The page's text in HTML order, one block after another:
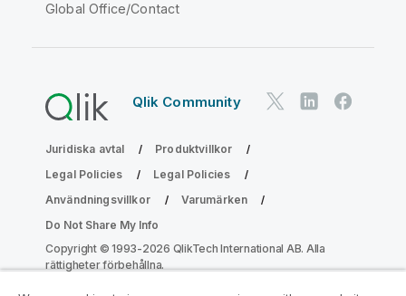
Global Office/Contact
Qlik Community
Juridiska avtal
Produktvillkor
Legal Policies
Legal Policies
Användningsvillkor
Varumärken
Do Not Share My Info
Copyright © 1993-2026 QlikTech International AB. Alla
rättigheter förbehållna.